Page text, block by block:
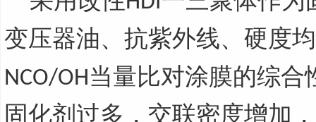
变压器油、抗紫外线、硬度
NCO/OH当量比对涂膜的综合
固化剂过多，交联密度增加